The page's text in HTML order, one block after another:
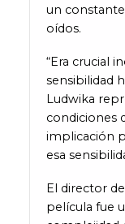
un
oídos.
“Era crucial
sensibilidad
Ludwika
condiciones
implicación
esa
El director
película fue